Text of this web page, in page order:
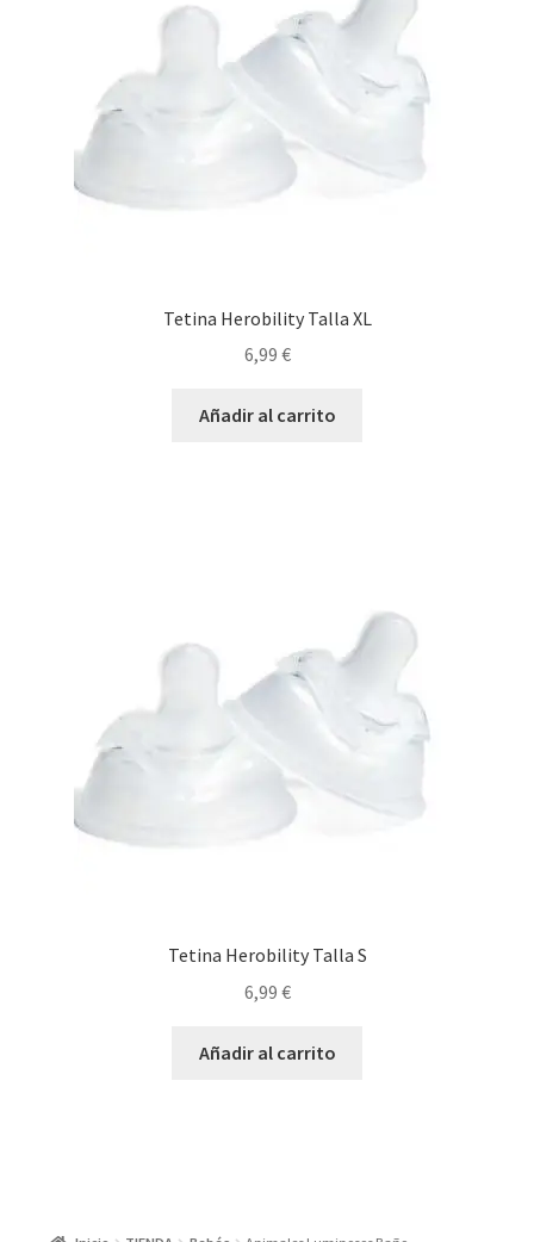
Tetina Herobility Talla XL
6,99 €
Añadir al carrito
Tetina Herobility Talla S
6,99 €
Añadir al carrito